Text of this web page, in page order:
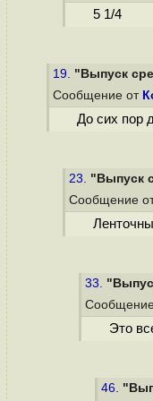
5 1/4
19. "Выпуск
Сообщение от
До сих пор
23. "Выпуск
Сообщение
33.
Это
46.